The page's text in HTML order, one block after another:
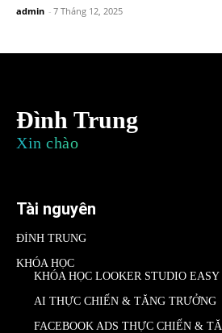
admin - 7 Tháng 12, 2025
Đình Trung
Xin chào
Tài nguyên
ĐÌNH TRUNG
KHÓA HỌC
KHÓA HỌC LOOKER STUDIO EASY
AI THỰC CHIẾN & TĂNG TRƯỞNG
FACEBOOK ADS THỰC CHIẾN &